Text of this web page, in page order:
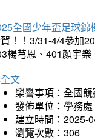
全國少年盃足球錦
！！3/31-4/4參加
楊芎恩、401顏宇
文
榮譽事項：全國
發佈單位：學務處
建立時間：2025-
瀏覽次數：306